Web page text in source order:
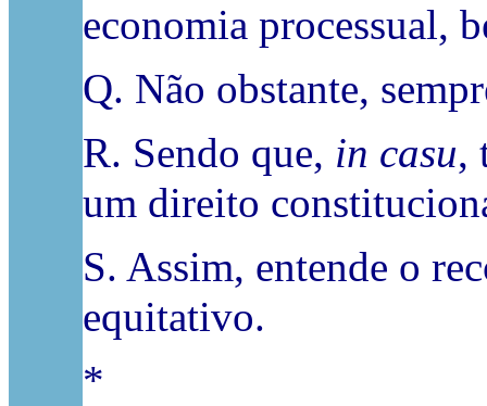
economia processual,
Q. Não obstante,
R. Sendo que, in casu,
um direito
S. Assim, entende o
equitativo.
*